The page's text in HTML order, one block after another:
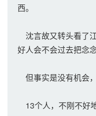
西。
沈言故又转头看了
好人会不会过去把念
但事实是没有机会
13个人，不刚不好